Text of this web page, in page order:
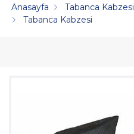
Anasayfa Tabanca Kabzesi
Tabanca Kabzesi